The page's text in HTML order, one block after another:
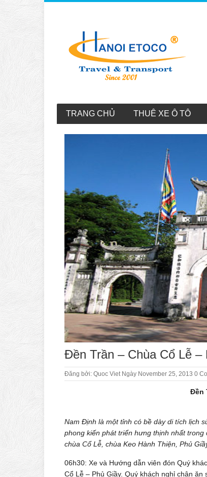
TRANG CHỦ THUÊ XE Ô TÔ
Đền Trần – Chùa Cổ Lễ –
Đăng bởi: Quoc Viet Ngày November 25, 2013 0
Đền
Nam Định là một tỉnh có bề dày di tích lịch
phong kiến phát triển hưng thịnh nhất trong
chùa Cổ Lễ, chùa Keo Hành Thiện, Phủ
06h30: Xe và Hướng dẫn viên đón Quý
Cổ Lễ – Phủ Giầy. Quý khách nghỉ chân ăn